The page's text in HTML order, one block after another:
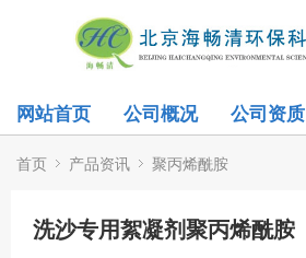
网站首页 公司概况 公司资质
首页 产品资讯 聚丙烯酰胺
洗沙专用絮凝剂聚丙烯酰胺